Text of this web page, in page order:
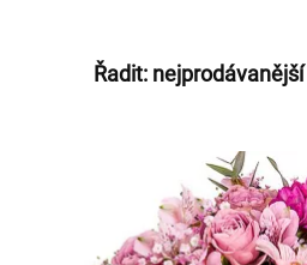
Řadit: nejprodávanější